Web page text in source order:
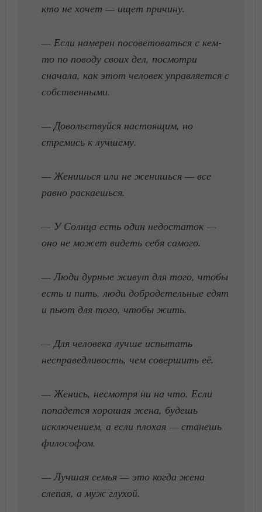
кто не хочет — ищет причину.
— Если намерен посоветоваться с кем-
то по поводу своих дел, посмотри
сначала, как этот человек управляется с
собственными.
— Довольствуйся настоящим, но
стремись к лучшему.
— Женишься или не женишься — все
равно раскаешься.
— У Солнца есть один недостаток —
оно не может видеть себя самого.
— Люди дурные живут для того, чтобы
есть и пить, люди добродетельные едят
и пьют для того, чтобы жить.
— Для человека лучше испытать
несправедливость, чем совершить её.
— Женись, несмотря ни на что. Если
попадется хорошая жена, будешь
исключением, а если плохая — станешь
философом.
— Лучшая семья — это когда жена
слепая, а муж глухой.